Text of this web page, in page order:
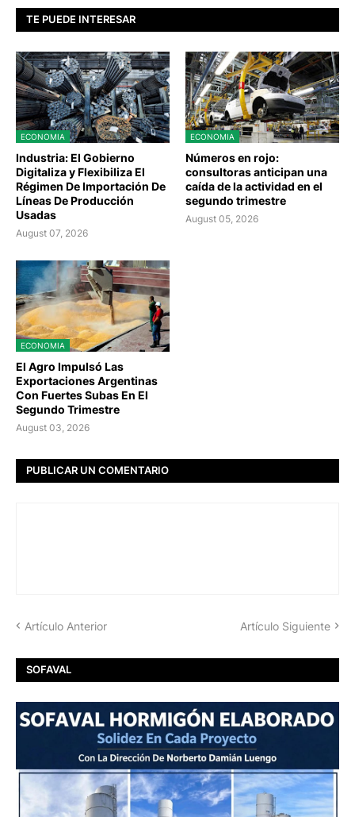
TE PUEDE INTERESAR
ECONOMIA
Industria: El Gobierno
Digitaliza y Flexibiliza El
Régimen De Importación De
Líneas De Producción
Usadas
August 07, 2026
ECONOMIA
Números en rojo:
consultoras anticipan una
caída de la actividad en el
segundo trimestre
August 05, 2026
ECONOMIA
El Agro Impulsó Las
Exportaciones Argentinas
Con Fuertes Subas En El
Segundo Trimestre
August 03, 2026
PUBLICAR UN COMENTARIO
Artículo Anterior Artículo Siguiente
SOFAVAL